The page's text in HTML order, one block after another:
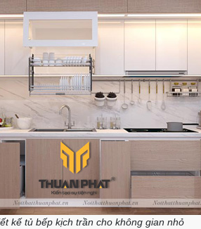
kế tủ bếp kịch trần cho không gian nhỏ